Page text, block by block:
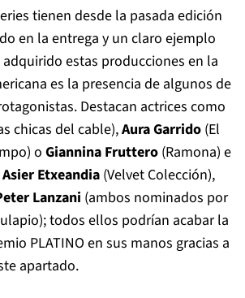
tienen desde la pasada edición
en la entrega y un claro ejemplo
estas producciones en la
es la presencia de algunos de
Destacan actrices como
chicas del cable),Aura Garrido (El
o Giannina Fruttero (Ramona) e
Asier Etxeandia (Velvet Colección),
Lanzani (ambos nominados por
todos ellos podrían acabar la
PLATINO en sus manos gracias a
apartado.